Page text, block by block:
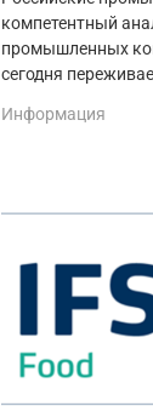
компетентный
промышленных
сегодня
Информация